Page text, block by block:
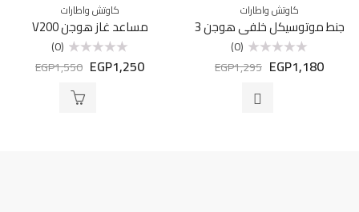
كاوتش واطارات
جنط موتوسيكل خلفي هوجن 3
التقييم
(0)
EGP1,180
EGP1,295
كاوتش واطارات
مساعد غاز هوجن V200
التقييم
(0)
EGP1,250
EGP1,550